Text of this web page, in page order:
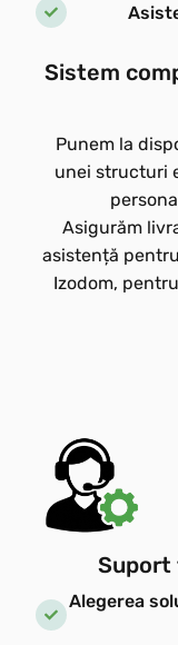
Sistem
Punem la
unei structuri
Asigurăm
asistență
Izodom,
Suport
Alegerea